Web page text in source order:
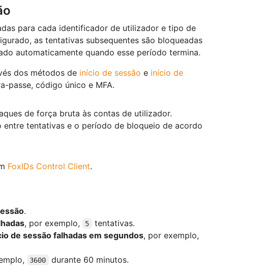
para cada identificador de utilizador e tipo de
as tentativas subsequentes são bloqueadas
automaticamente quando esse período termina.
dos métodos de início de sessão e início de
passe, código único e MFA.
de força bruta às contas de utilizador.
tentativas e o período de bloqueio de acordo
FoxIDs Control Client.
.
, por exemplo, 5
tentativas.
de sessão falhadas em segundos, por exemplo,
3600 durante 60 minutos.